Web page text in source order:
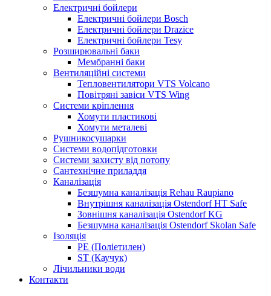
Електричні бойлери
Електричні бойлери Bosch
Електричні бойлери Drazice
Електричні бойлери Tesy
Розширювальні баки
Мембранні баки
Вентиляційні системи
Тепловентилятори VTS Volcano
Повітряні завіси VTS Wing
Системи кріплення
Хомути пластикові
Хомути металеві
Рушникосушарки
Системи водопідготовки
Системи захисту від потопу
Сантехнічне приладдя
Каналізація
Безшумна каналізація Rehau Raupiano
Внутрішня каналізація Ostendorf HT Safe
Зовнішня каналізація Ostendorf KG
Безшумна каналізація Ostendorf Skolan Safe
Ізоляція
PE (Поліетилен)
ST (Каучук)
Лічильники води
Контакти